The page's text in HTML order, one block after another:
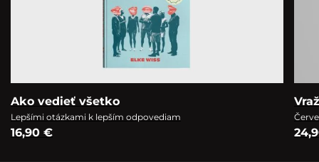
Ako vedieť všetko
Lepšími otázkami k lepším odpovediam
16,90 €